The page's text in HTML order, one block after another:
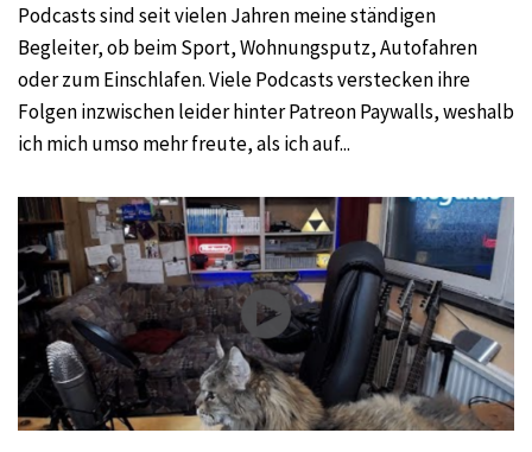
Podcasts sind seit vielen Jahren meine ständigen
Begleiter, ob beim Sport, Wohnungsputz, Autofahren
oder zum Einschlafen. Viele Podcasts verstecken ihre
Folgen inzwischen leider hinter Patreon Paywalls, weshalb
ich mich umso mehr freute, als ich auf...